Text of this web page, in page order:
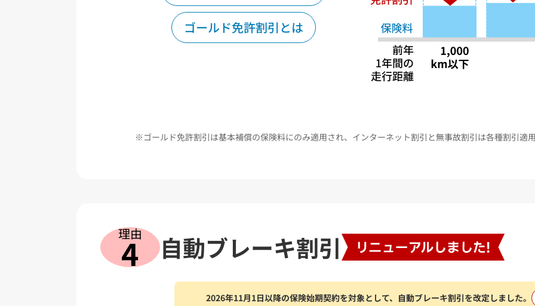
ゴールド免許割引とは
ゴールド免許割引は基本補償の保険料にのみ適用され、インターネット割引と無事故割引は各種割引適
理由
4 自動ブレーキ割引
2026年11月1日以降の保険始期契約を対象として、 自動ブレーキ割引を改定しました。